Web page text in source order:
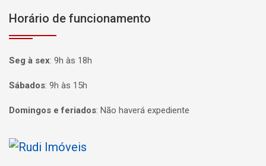
Horário de funcionamento
Seg à sex: 9h às 18h
Sábados: 9h às 15h
Domingos e feriados: Não haverá expediente
Página inicial